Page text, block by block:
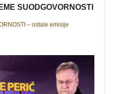
SUODGOVORNOSTI
– ostale emisije